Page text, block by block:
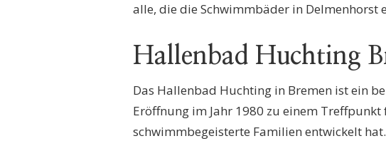
alle, die die Schwimmbäder in Delmenhorst
Hallenbad Huchting
Das Hallenbad Huchting in Bremen ist ein
Eröffnung im Jahr 1980 zu einem
schwimmbegeisterte Familien entwickelt